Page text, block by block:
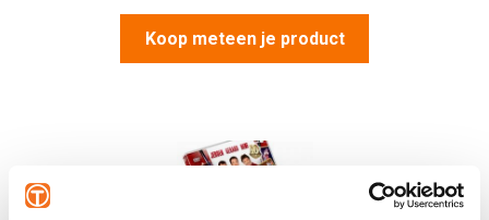
Koop meteen je product